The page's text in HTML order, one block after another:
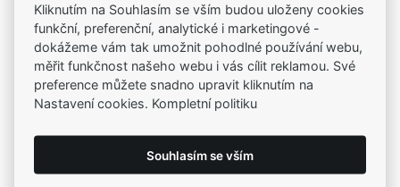
Certifikáty původu a kvality k vybraným šperkům
Kamenné prodejny
Zastavte se do jedné z našich4 prodejen
Kliknutím na Souhlasím se vším budou uloženy cookies
funkční, preferenční, analytické i marketingové -
dokážeme vám tak umožnit pohodlné používání webu,
měřit funkčnost našeho webu i vás cílit reklamou. Své
preference můžete snadno upravit kliknutím na
Nastavení cookies. Kompletní politiku
Souhlasím se vším